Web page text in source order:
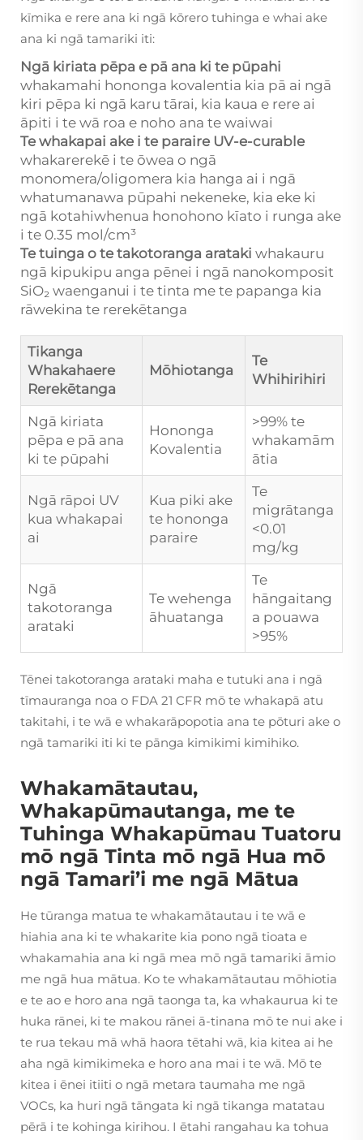
kīmika e rere ana ki ngā kōrero tuhinga e whai ake
ana ki ngā tamariki iti:
Ngā kiriata pēpa e pā ana ki te pūpahi
whakamahi hononga kovalentia kia pā ai ngā
kiri pēpa ki ngā karu tārai, kia kaua e rere ai
āpiti i te wā roa e noho ana te waiwai
Te whakapai ake i te paraire UV-e-curable
whakarerekē i te ōwea o ngā
monomera/oligomera kia hanga ai i ngā
whatumanawa pūpahi nekeneke, kia eke ki
ngā kotahiwhenua honohono kīato i runga ake
i te 0.35 mol/cm³
Te tuinga o te takotoranga arataki whakauru
ngā kipukipu anga pēnei i ngā nanokomposit
SiO₂ waenganui i te tinta me te papanga kia
rāwekina te rerekētanga
Tikanga
Whakahaere
Rerekētanga
Mōhiotanga
Te
Whihirihiri
Ngā kiriata
pēpa e pā ana
ki te pūpahi
Hononga
Kovalentia
>99% te
whakamām
ātia
Ngā rāpoi UV
kua whakapai
ai
Kua piki ake
te hononga
paraire
Te
migrātanga
<0.01
mg/kg
Ngā
takotoranga
arataki
Te wehenga
āhuatanga
Te
hāngaitang
a pouawa
>95%
Tēnei takotoranga arataki maha e tutuki ana i ngā
tīmauranga noa o FDA 21 CFR mō te whakapā atu
takitahi, i te wā e whakarāpopotia ana te pōturi ake o
ngā tamariki iti ki te pānga kimikimi kimihiko.
Whakamātautau,
Whakapūmautanga, me te
Tuhinga Whakapūmau Tuatoru
mō ngā Tinta mō ngā Hua mō
ngā Tamari’i me ngā Mātua
He tūranga matua te whakamātautau i te wā e
hiahia ana ki te whakarite kia pono ngā tioata e
whakamahia ana ki ngā mea mō ngā tamariki āmio
me ngā hua mātua. Ko te whakamātautau mōhiotia
e te ao e horo ana ngā taonga ta, ka whakaurua ki te
huka rānei, ki te makou rānei ā-tinana mō te nui ake i
te rua tekau mā whā haora tētahi wā, kia kitea ai he
aha ngā kimikimeka e horo ana mai i te wā. Mō te
kitea i ēnei itiiti o ngā metara taumaha me ngā
VOCs, ka huri ngā tāngata ki ngā tikanga matatau
pērā i te kohinga kirihou. I ētahi rangahau ka tohua